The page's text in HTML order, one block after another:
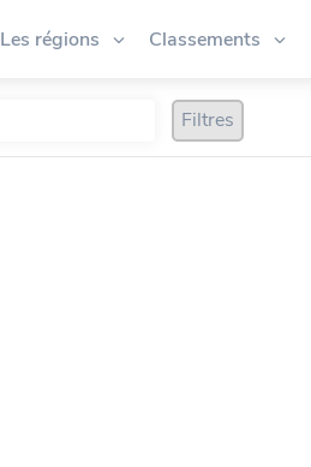
Les régions Classements
Filtres